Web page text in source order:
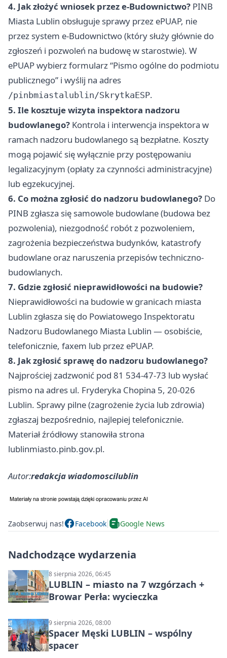
4. Jak złożyć wniosek przez e-Budownictwo? PINB
Miasta Lublin obsługuje sprawy przez ePUAP, nie
przez system e-Budownictwo (który służy głównie do
zgłoszeń i pozwoleń na budowę w starostwie). W
ePUAP wybierz formularz “Pismo ogólne do podmiotu
publicznego” i wyślij na adres
/pinbmiastalublin/SkrytkaESP.
5. Ile kosztuje wizyta inspektora nadzoru
budowlanego? Kontrola i interwencja inspektora w
ramach nadzoru budowlanego są bezpłatne. Koszty
mogą pojawić się wyłącznie przy postępowaniu
legalizacyjnym (opłaty za czynności administracyjne)
lub egzekucyjnej.
6. Co można zgłosić do nadzoru budowlanego? Do
PINB zgłasza się samowole budowlane (budowa bez
pozwolenia), niezgodność robót z pozwoleniem,
zagrożenia bezpieczeństwa budynków, katastrofy
budowlane oraz naruszenia przepisów techniczno-
budowlanych.
7. Gdzie zgłosić nieprawidłowości na budowie?
Nieprawidłowości na budowie w granicach miasta
Lublin zgłasza się do Powiatowego Inspektoratu
Nadzoru Budowlanego Miasta Lublin — osobiście,
telefonicznie, faxem lub przez ePUAP.
8. Jak zgłosić sprawę do nadzoru budowlanego?
Najprościej zadzwonić pod 81 534-47-73 lub wysłać
pismo na adres ul. Fryderyka Chopina 5, 20-026
Lublin. Sprawy pilne (zagrożenie życia lub zdrowia)
zgłaszaj bezpośrednio, najlepiej telefonicznie.
Materiał źródłowy stanowiła strona
lublinmiasto.pinb.gov.pl.
Autor:redakcja wiadomoscilublin
Zaobserwuj nas! Facebook Google News
Nadchodzące wydarzenia
8 sierpnia 2026, 06:45
LUBLIN – miasto na 7 wzgórzach +
Browar Perła: wycieczka
9 sierpnia 2026, 08:00
Spacer Męski LUBLIN – wspólny
spacer